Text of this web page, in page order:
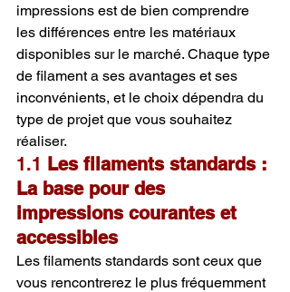
impressions est de bien comprendre
les différences entre les matériaux
disponibles sur le marché. Chaque type
de filament a ses avantages et ses
inconvénients, et le choix dépendra du
type de projet que vous souhaitez
réaliser.
1.1 Les filaments standards :
La base pour des
impressions courantes et
accessibles
Les filaments standards sont ceux que
vous rencontrerez le plus fréquemment